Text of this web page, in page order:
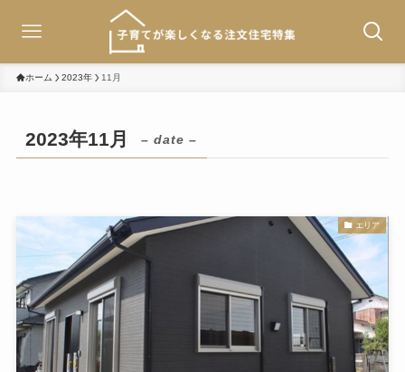
ホーム 2023年 11月
2023年11月 – date –
エリア